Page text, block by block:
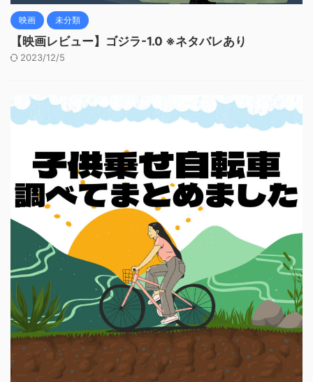
映画 未分類
【映画レビュー】ゴジラ-1.0 ※ネタバレあり
2023/12/5